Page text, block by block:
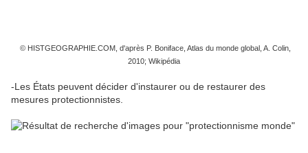
© HISTGEOGRAPHIE.COM, d'après P. Boniface, Atlas du monde global, A. Colin,
2010; Wikipédia
-Les États peuvent décider d'instaurer ou de restaurer des
mesures protectionnistes.